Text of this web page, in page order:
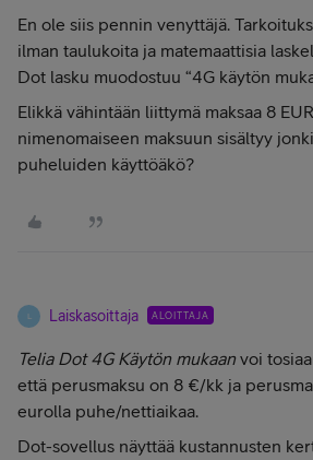
En ole siis pennin venyttäjä.
ilman taulukoita ja matemaattisia
Dot lasku muodostuu “4G käytön
Elikkä vähintään liittymä maksaa 8
nimenomaiseen maksuun sisältyy
puheluiden käyttöäkö?
L Laiskasoittaja ALOITTAJA
Telia Dot 4G Käytön mukaanvoi
että perusmaksu on 8 €/kk ja
eurolla puhe/nettiaikaa.
Dot-sovellus näyttää kustannusten